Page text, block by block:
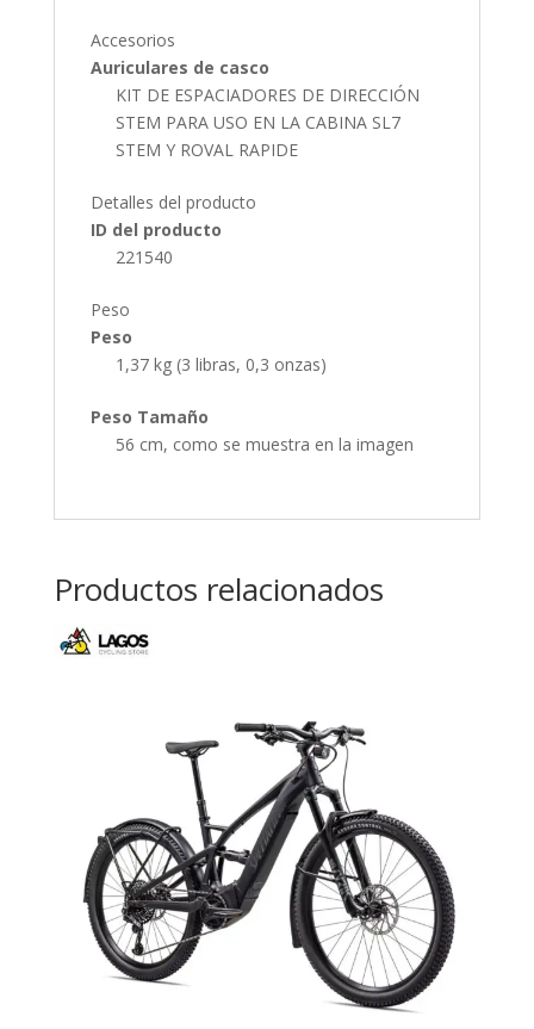
Accesorios
Auriculares de casco
KIT DE ESPACIADORES DE DIRECCIÓN
STEM PARA USO EN LA CABINA SL7
STEM Y ROVAL RAPIDE
Detalles del producto
ID del producto
221540
Peso
Peso
1,37 kg (3 libras, 0,3 onzas)
Peso Tamaño
56 cm, como se muestra en la imagen
Productos relacionados